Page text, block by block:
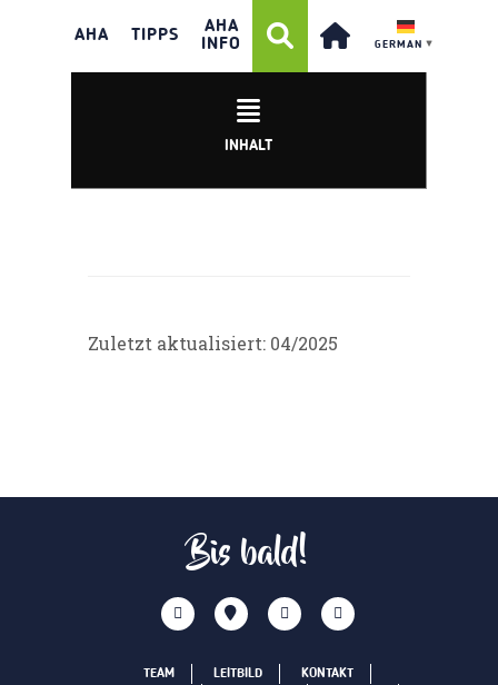
AHA TIPPS
AHA
INFO
GERMAN ▼
MICHAEL SCHÄDLER
INHALT
Zuletzt aktualisiert: 04/2025
Bis bald!
TEAM LEITBILD
KONTAKT